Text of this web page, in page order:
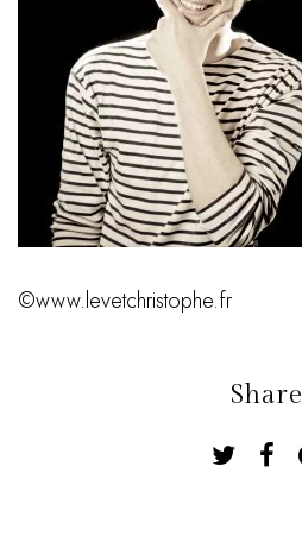
©www.levetchristophe.fr
Share